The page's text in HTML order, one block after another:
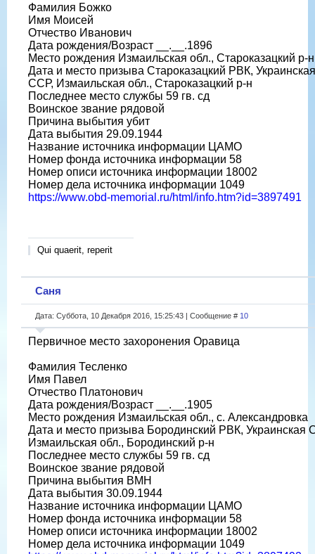
Фамилия Божко
Имя Моисей
Отчество Иванович
Дата рождения/Возраст __.__.1896
Место рождения Измаильская обл., Староказацкий р-н
Дата и место призыва Староказацкий РВК, Украинская
ССР, Измаильская обл., Староказацкий р-н
Последнее место службы 59 гв. сд
Воинское звание рядовой
Причина выбытия убит
Дата выбытия 29.09.1944
Название источника информации ЦАМО
Номер фонда источника информации 58
Номер описи источника информации 18002
Номер дела источника информации 1049
https://www.obd-memorial.ru/html/info.htm?id=3897491
Qui quaerit, reperit
Саня
Дата: Суббота, 10 Декабря 2016, 15:25:43 | Сообщение # 10
Первичное место захоронения Оравица
Фамилия Тесленко
Имя Павел
Отчество Платонович
Дата рождения/Возраст __.__.1905
Место рождения Измаильская обл., с. Александровка
Дата и место призыва Бородинский РВК, Украинская
Измаильская обл., Бородинский р-н
Последнее место службы 59 гв. сд
Воинское звание рядовой
Причина выбытия ВМН
Дата выбытия 30.09.1944
Название источника информации ЦАМО
Номер фонда источника информации 58
Номер описи источника информации 18002
Номер дела источника информации 1049